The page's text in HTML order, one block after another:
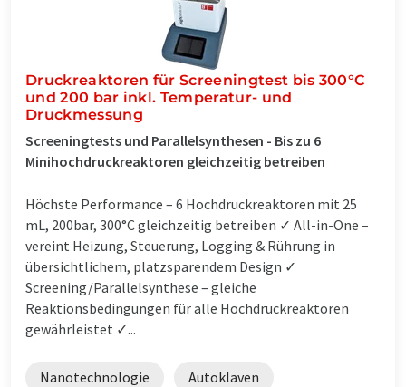
Druckreaktoren für Screeningtest bis 300°C
und 200 bar inkl. Temperatur- und
Druckmessung
Screeningtests und Parallelsynthesen - Bis zu 6
Minihochdruckreaktoren gleichzeitig betreiben
Höchste Performance – 6 Hochdruckreaktoren mit 25
mL, 200bar, 300°C gleichzeitig betreiben ✓ All-in-One –
vereint Heizung, Steuerung, Logging & Rührung in
übersichtlichem, platzsparendem Design ✓
Screening/Parallelsynthese – gleiche
Reaktionsbedingungen für alle Hochdruckreaktoren
gewährleistet ✓...
Nanotechnologie Autoklaven